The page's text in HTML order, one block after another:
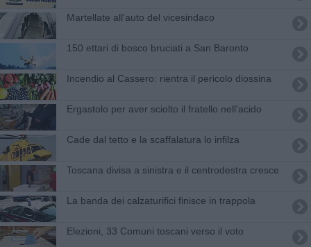
Martellate all'auto del vicesindaco
150 ettari di bosco bruciati a San Baronto
Incendio al Cassero: rientra il pericolo diossina
Ergastolo per aver sciolto il fratello nell'acido
Cade dal tetto e la scaffalatura lo infilza
Toscana divisa a sinistra e il centrodestra cresce
La banda dei calzaturifici finisce in trappola
Elezioni, 33 Comuni toscani verso il voto